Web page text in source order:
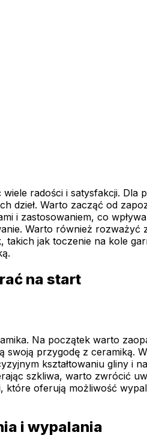
radości i satysfakcji.
dzieł. Warto zacząć od
i zastosowaniem, co
Warto również
jak toczenie na kole
na start
Na początek warto
przygodę z ceramiką.
kształtowaniu gliny i
szkliwa, warto zwrócić
oferują możliwość
i wypalania